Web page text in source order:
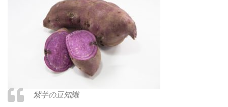
紫芋の豆知識